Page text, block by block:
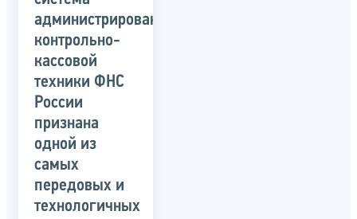
администрирования
контрольно-
кассовой
техники ФНС
России
признана
одной из
самых
передовых и
технологичных